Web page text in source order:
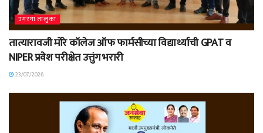
उमरगा तालुका
तात्यारावजी मोरे कॉलेज ऑफ फार्मसीच्या विद्यार्थ्याची GPAT व
NIPER प्रवेश परीक्षेत उत्तुंग भरारी
23/07/2026